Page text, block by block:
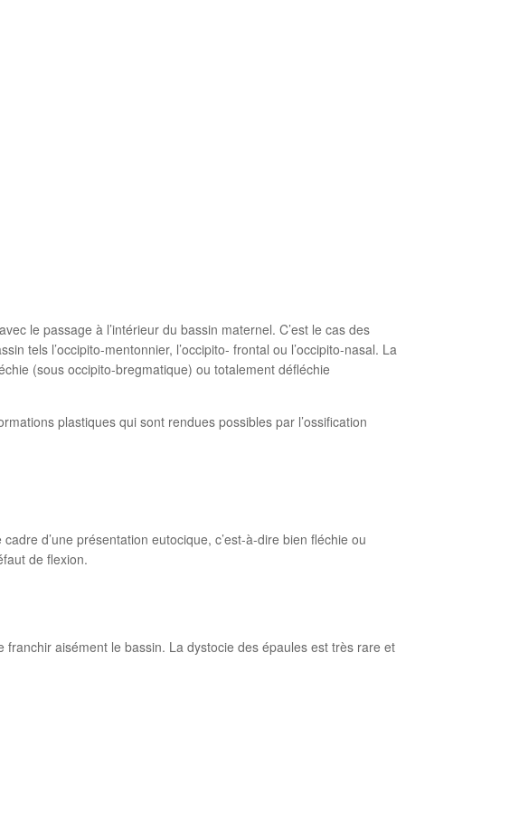
le passage à l’intérieur du bassin maternel. C’est le cas des
tels l’occipito-mentonnier, l’occipito- frontal ou l’occipito-nasal. La
(sous occipito-bregmatique) ou totalement défléchie
plastiques qui sont rendues possibles par l’ossification
d’une présentation eutocique, c’est-à-dire bien fléchie ou
de flexion.
aisément le bassin. La dystocie des épaules est très rare et